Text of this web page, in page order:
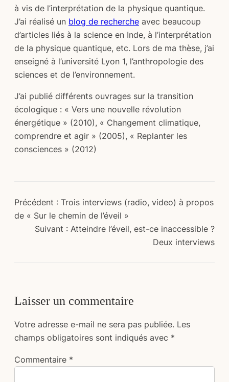
à vis de l’interprétation de la physique quantique.
J’ai réalisé un blog de recherche avec beaucoup
d’articles liés à la science en Inde, à l’interprétation
de la physique quantique, etc. Lors de ma thèse, j’ai
enseigné à l’université Lyon 1, l’anthropologie des
sciences et de l’environnement.
J’ai publié différents ouvrages sur la transition
écologique : « Vers une nouvelle révolution
énergétique » (2010), « Changement climatique,
comprendre et agir » (2005), « Replanter les
consciences » (2012)
Précédent : Trois interviews (radio, video) à propos
de « Sur le chemin de l’éveil »
Suivant : Atteindre l’éveil, est-ce inaccessible ?
Deux interviews
Laisser un commentaire
Votre adresse e-mail ne sera pas publiée. Les
champs obligatoires sont indiqués avec *
Commentaire *